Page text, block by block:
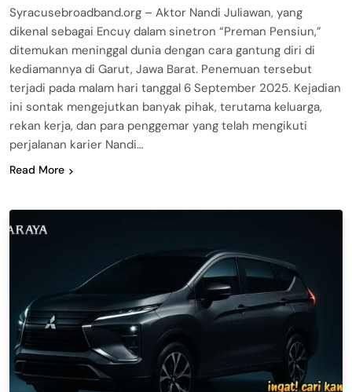
Syracusebroadband.org – Aktor Nandi Juliawan, yang
dikenal sebagai Encuy dalam sinetron “Preman Pensiun,”
ditemukan meninggal dunia dengan cara gantung diri di
kediamannya di Garut, Jawa Barat. Penemuan tersebut
terjadi pada malam hari tanggal 6 September 2025. Kejadian
ini sontak mengejutkan banyak pihak, terutama keluarga,
rekan kerja, dan para penggemar yang telah mengikuti
perjalanan karier Nandi…
Read More